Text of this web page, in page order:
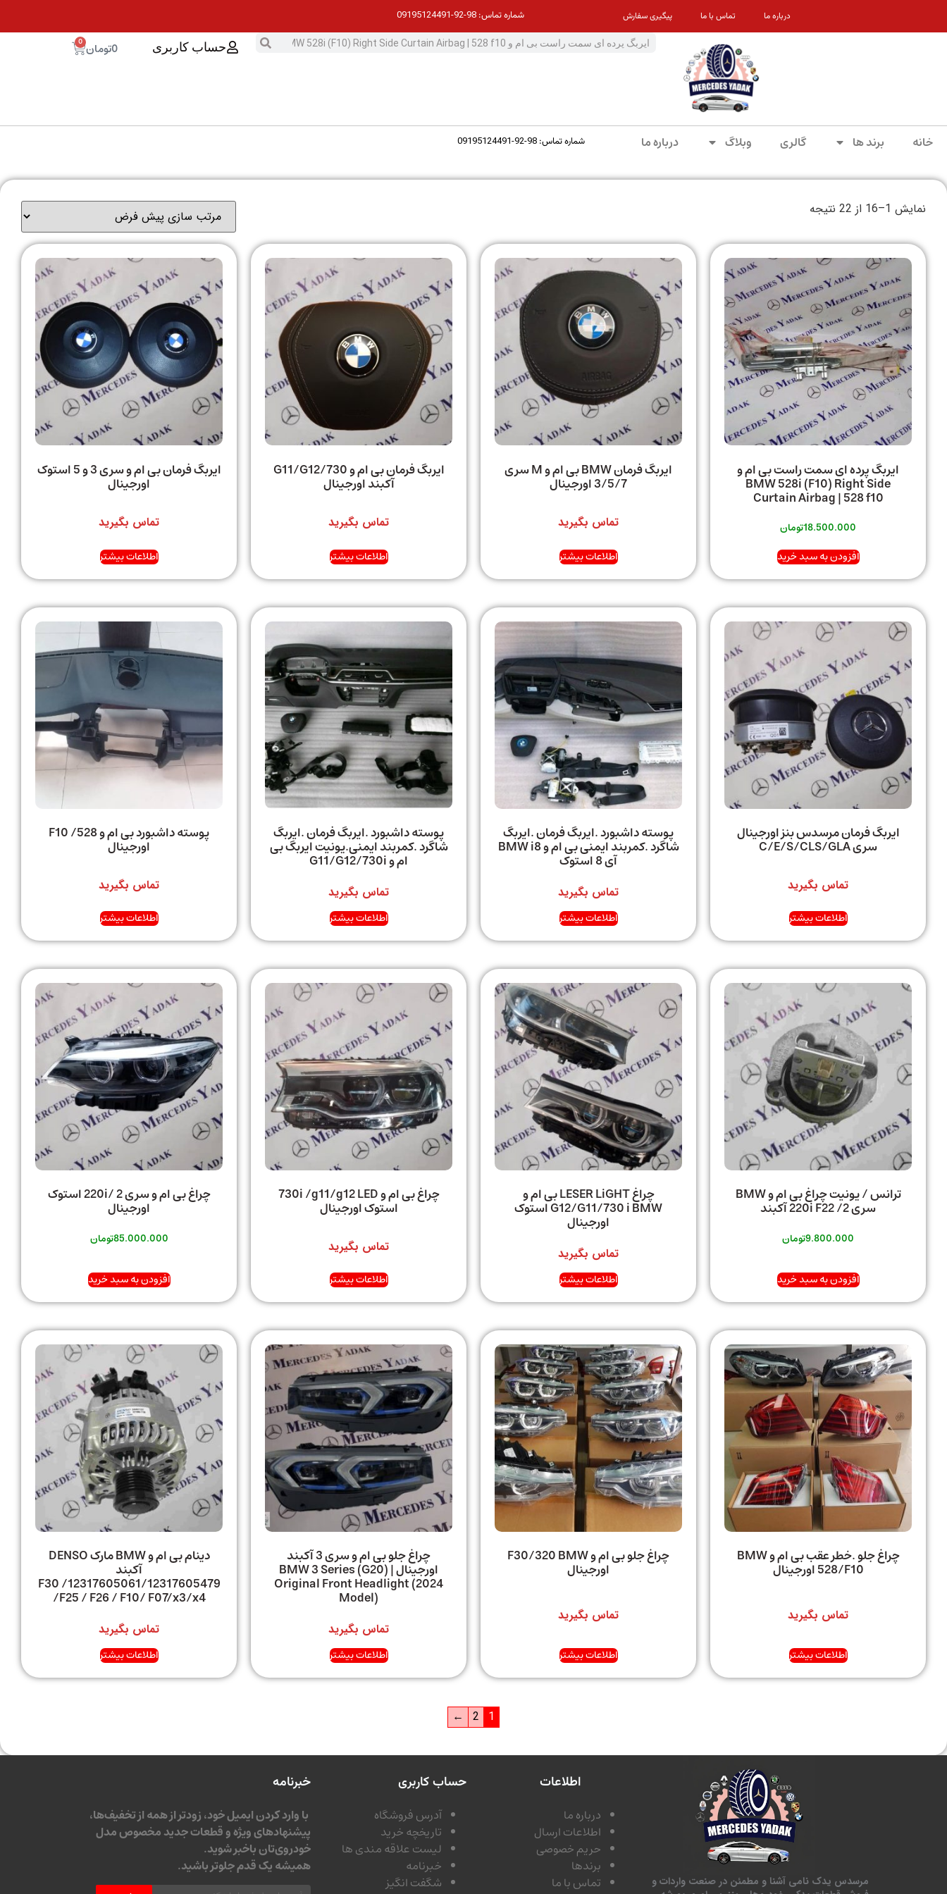
درباره ما تماس با ما پیگیری سفارش شماره تماس: 98-92-09195124491
حساب کاربری 0تومان 0
خانه برند ها گالری وبلاگ درباره ما شماره تماس: 98-92-09195124491
نمایش 1–16 از 22 نتیجه
ایربگ پرده ای سمت راست بی ام و
BMW 528i (F10) Right Side
Curtain Airbag | 528 f10
18.500.000تومان
افزودن به سبد خرید
ایربگ فرمان BMW بی ام و M سری
3/5/7 اورجینال
تماس بگیرید
اطلاعات بیشتر
ایربگ فرمان بی ام و 730/G11/G12
آکبند اورجینال
تماس بگیرید
اطلاعات بیشتر
ایربگ فرمان بی ام و سری 3 و 5 استوک
اورجینال
تماس بگیرید
اطلاعات بیشتر
ایربگ فرمان مرسدس بنز اورجینال
سری C/E/S/CLS/GLA
تماس بگیرید
اطلاعات بیشتر
پوسته داشبورد .ایربگ فرمان .ایربگ
شاگرد .کمربند ایمنی بی ام و BMW i8
آی 8 استوک
تماس بگیرید
اطلاعات بیشتر
پوسته داشبورد .ایربگ فرمان .ایربگ
شاگرد .کمربند ایمنی.یونیت ایربگ بی
ام و G11/G12/730i
تماس بگیرید
اطلاعات بیشتر
پوسته داشبورد بی ام و 528/ F10
اورجینال
تماس بگیرید
اطلاعات بیشتر
ترانس / یونیت چراغ بی ام و BMW
سری 2/ 220i F22 آکبند
9.800.000تومان
افزودن به سبد خرید
چراغ LESER LiGHT بی ام و
G12/G11/730 i BMW استوک
اورجینال
تماس بگیرید
اطلاعات بیشتر
چراغ بی ام و 730i /g11/g12 LED
استوک اورجینال
تماس بگیرید
اطلاعات بیشتر
چراغ بی ام و سری 2 /220i استوک
اورجینال
85.000.000تومان
افزودن به سبد خرید
چراغ جلو .خطر عقب بی ام و BMW
528/F10 اورجینال
تماس بگیرید
اطلاعات بیشتر
چراغ جلو بی ام و F30/320 BMW
اورجینال
تماس بگیرید
اطلاعات بیشتر
چراغ جلو بی ام و سری 3 آکبند
اورجینال | BMW 3 Series (G20)
Original Front Headlight (2024
Model)
تماس بگیرید
اطلاعات بیشتر
دینام بی ام و BMW مارک DENSO
آکبند
12317605061/12317605479/ F30
/F25 / F26 / F10/ F07/x3/x4
تماس بگیرید
اطلاعات بیشتر
1
2
←
مرسدس یدک نامی آشنا و مطمئن در صنعت واردات و
اطلاعات
درباره ما
اطلاعات ارسال
حریم خصوصی
برندها
تماس با ما
حساب کاربری
آدرس فروشگاه
تاریخچه خرید
لیست علاقه مندی ها
خبرنامه
شگفت انگیز
خبرنامه
با وارد کردن ایمیل خود، زودتر از همه از تخفیف‌ها،
پیشنهادهای ویژه و قطعات جدید مخصوص مدل
خودروی‌تان باخبر شوید.
همیشه یک قدم جلوتر باشید.